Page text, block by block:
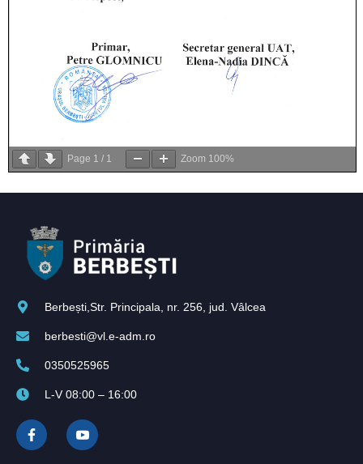
Page 1 / 1 Zoom 100%
Berbești,Str. Principala, nr. 256, jud. Vâlcea
berbesti@vl.e-adm.ro
0350525965
L-V 08:00 – 16:00